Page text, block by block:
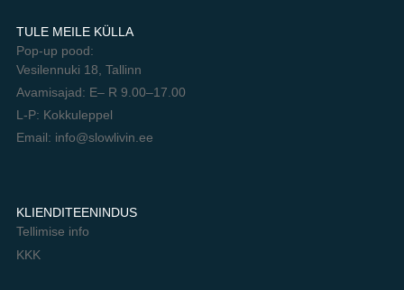
TULE MEILE KÜLLA
Pop-up pood:
Vesilennuki 18, Tallinn
Avamisajad: E– R 9.00–17.00
L-P: Kokkuleppel
Email: info@slowlivin.ee
KLIENDITEENINDUS
Tellimise info
KKK